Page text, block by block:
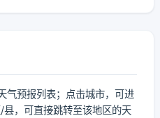
气预报列表；点击城市，可进
，可直接跳转至该地区的天